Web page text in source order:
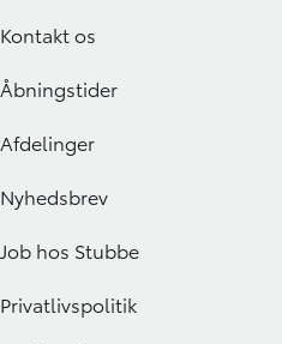
Kontakt os
Åbningstider
Afdelinger
Nyhedsbrev
Job hos Stubbe
Privatlivspolitik